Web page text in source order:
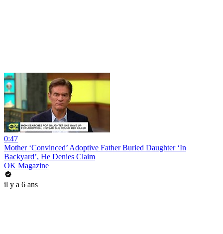
0:47
Mother ‘Convinced’ Adoptive Father Buried Daughter ‘In
Backyard’, He Denies Claim
OK Magazine
il y a 6 ans